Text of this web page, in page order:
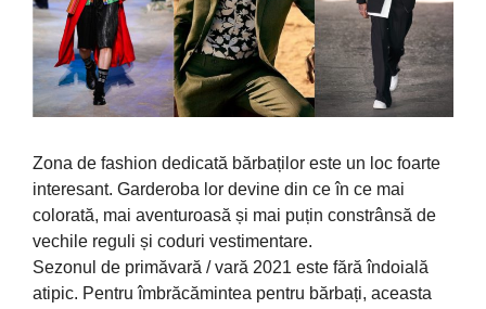
Zona de fashion dedicată bărbaților este un loc foarte
interesant. Garderoba lor devine din ce în ce mai
colorată, mai aventuroasă și mai puțin constrânsă de
vechile reguli și coduri vestimentare.
Sezonul de primăvară / vară 2021 este fără îndoială
atipic. Pentru îmbrăcămintea pentru bărbați, aceasta